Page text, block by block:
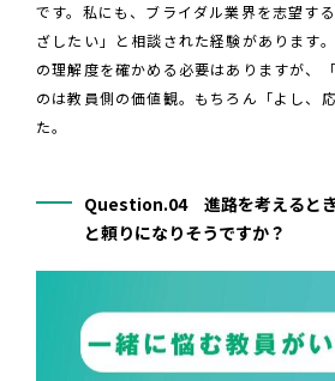
です。私にも、ブライダル業界を志望す
ざしたい」と相談された経験があります
の理解度を確かめる必要はありますが、
のは教員側の価値観。もちろん「よし、
た。
Question.04 進路を考えると
と頼りになりそうですか？